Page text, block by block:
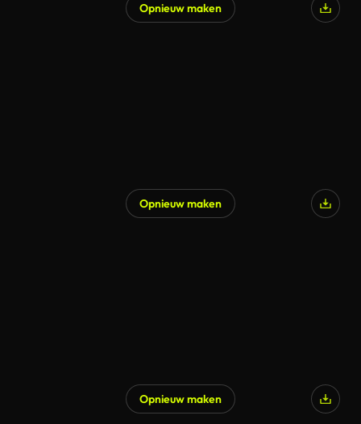
Opnieuw maken
Opnieuw maken
Opnieuw maken